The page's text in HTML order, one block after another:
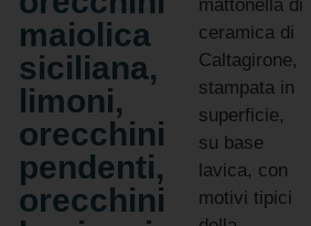
maiolica
siciliana,
limoni,
orecchini
pendenti,
orecchini
mattonella di
ceramica di
Caltagirone,
stampata in
superficie,
su base
lavica, con
motivi tipici